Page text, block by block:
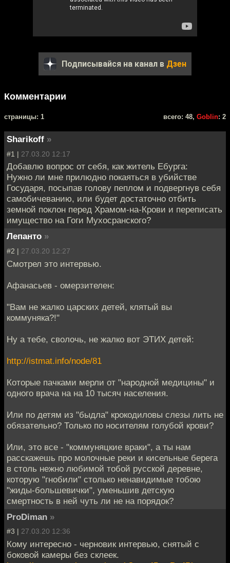
Подписывайся на канал в Дзен
Комментарии
cтраницы: 1 всего: 48, Goblin: 2
Sharikoff »
#1 | 27.03.20 12:17
Добавлю вопрос от себя, как житель Ебурга:
Нужно ли мне прилюдно покаяться в убийстве
Государя, посыпав голову пеплом и подвергнув себя
самобичеванию, или будет достаточно отбить
земной поклон перед Храмом-на-Крови и переписать
имущество на Гоги Мухосранского?
Лепанто »
#2 | 27.03.20 12:27
Смотрел это интервью.
Афанасьев - омерзителен:
"Вам не жалко царских детей, клятый вы
коммуняка?!"
Ну а тебе, сволочь, не жалко вот ЭТИХ детей:
http://istmat.info/node/81
Которые пачками мерли от "народной медицины" и
одного врача на на 10 тысяч населения.
Или по детям из "быдла" крокодиловы слезы лить не
обязательно? Только по носителям голубой крови?
Или, это все - "коммуняцкие враки", а ты нам
расскажешь про молочные реки и кисельные берега
в столь нежно любимой тобой русской деревне,
которую "гнобили" столько ненавидимые тобою
"жиды-большевички", уменьшив детскую
смертность в ней чуть ли не на порядок?
ProDiman »
#3 | 27.03.20 12:36
Кому интересно - черновик интервью, снятый с
боковой камеры без склеек.